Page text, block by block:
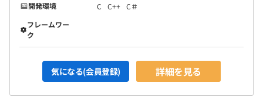
開発環境
C C++ C＃
フレームワー
ク
気になる(会員登録) 詳細を見る